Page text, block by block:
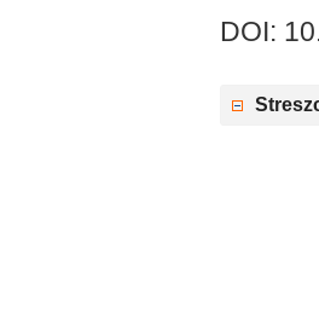
DOI: